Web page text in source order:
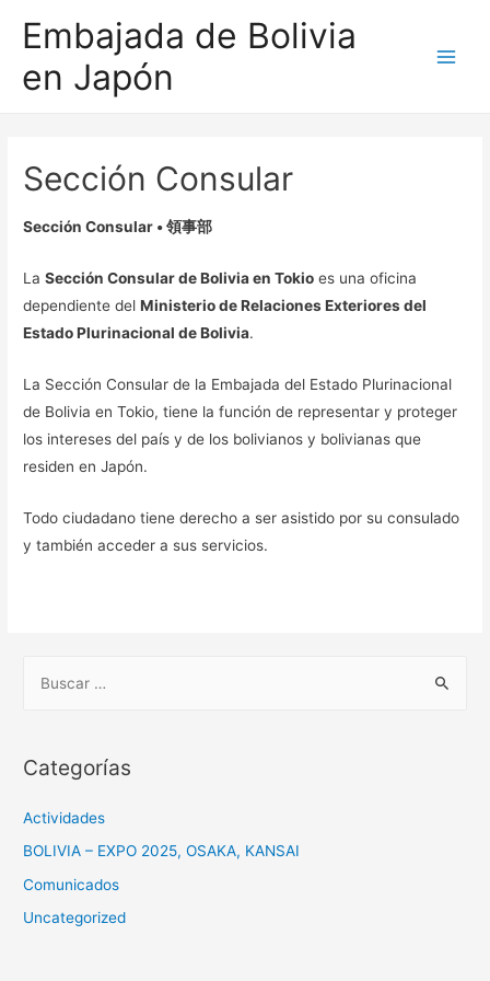
Embajada de Bolivia
en Japón
Sección Consular
Sección Consular •領事部
LaSección Consular de Bolivia en Tokio es una oficina
dependiente delMinisterio de Relaciones Exteriores del
Estado Plurinacional de Bolivia.
La Sección Consular de la Embajada del Estado Plurinacional
de Bolivia en Tokio, tiene la función de representar y proteger
los intereses del país y de los bolivianos y bolivianas que
residen en Japón.
Todo ciudadano tiene derecho a ser asistido por su consulado
y también acceder a sus servicios.
c
r
:
Categorías
Actividades
BOLIVIA – EXPO 2025, OSAKA, KANSAI
Comunicados
Uncategorized